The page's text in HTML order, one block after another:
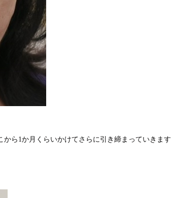
ら1か月くらいかけてさらに引き締まっていきます